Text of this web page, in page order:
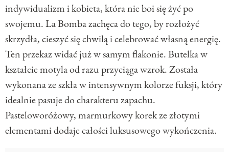
indywidualizm i kobieta, która nie boi się żyć po
swojemu. La Bomba zachęca do tego, by rozłożyć
skrzydła, cieszyć się chwilą i celebrować własną energię.
Ten przekaz widać już w samym flakonie. Butelka w
kształcie motyla od razu przyciąga wzrok. Została
wykonana ze szkła w intensywnym kolorze fuksji, który
idealnie pasuje do charakteru zapachu.
Pasteloworóżowy, marmurkowy korek ze złotymi
elementami dodaje całości luksusowego wykończenia.